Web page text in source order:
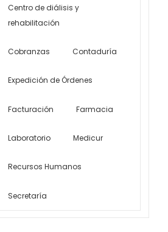
Centro de diálisis y
rehabilitación
Cobranzas Contaduría
Expedición de Órdenes
Facturación Farmacia
Laboratorio Medicur
Recursos Humanos
Secretaría